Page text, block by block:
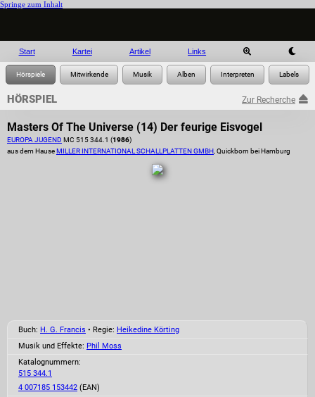
Springe zum Inhalt
Start Kartei Artikel Links
HÖRSPIEL Zur Recherche
Masters Of The Universe (14) Der feurige Eisvogel
EUROPA JUGEND MC 515 344.1 (1986)
aus dem Hause MILLER INTERNATIONAL SCHALLPLATTEN GMBH, Quickborn bei Hamburg
Buch: H. G. Francis • Regie: Heikedine Körting
Musik und Effekte: Phil Moss
Katalognummern:
515 344.1
4 007185 153442 (EAN)